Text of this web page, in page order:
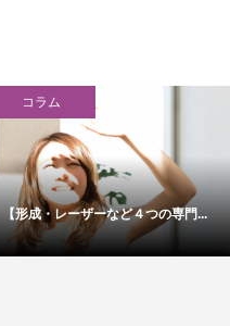
コラム
【形成・レーザーなど４つの専門...